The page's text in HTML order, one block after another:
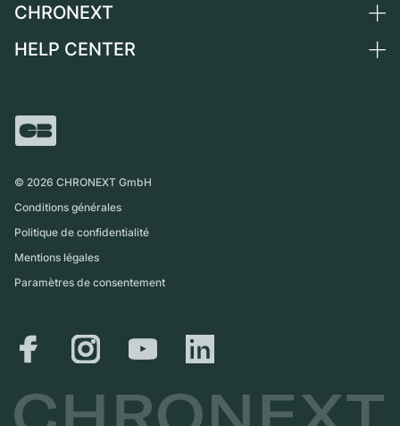
Suisse
France
International
Independent Brands
Vendre une montre
CHRONEXT
Qui sommes-nous ?
Magazine
HELP CENTER
Retrait sur place
© 2026 CHRONEXT GmbH
Conditions générales
Politique de confidentialité
Mentions légales
Paramètres de consentement